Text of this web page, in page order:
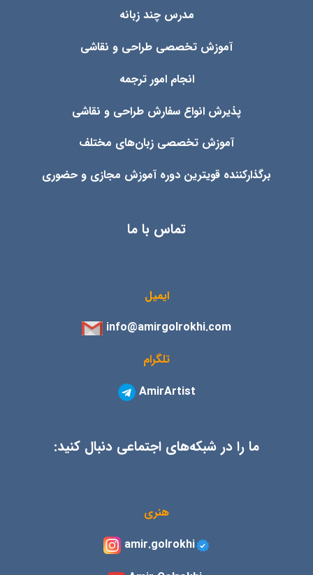
مدرس چند زبانه
آموزش تخصصی طراحی و نقاشی
انجام امور ترجمه
پذیرش انواع سفارش طراحی و نقاشی
آموزش تخصصی زبان‌های مختلف
برگذارکننده قویترین دوره آموزش مجازی و حضوری
تماس با ما
ایمیل
info@amirgolrokhi.com
تلگرام
AmirArtist
ما را در شبکه‌های اجتماعی دنبال کنید:
هنری
amir.golrokhi